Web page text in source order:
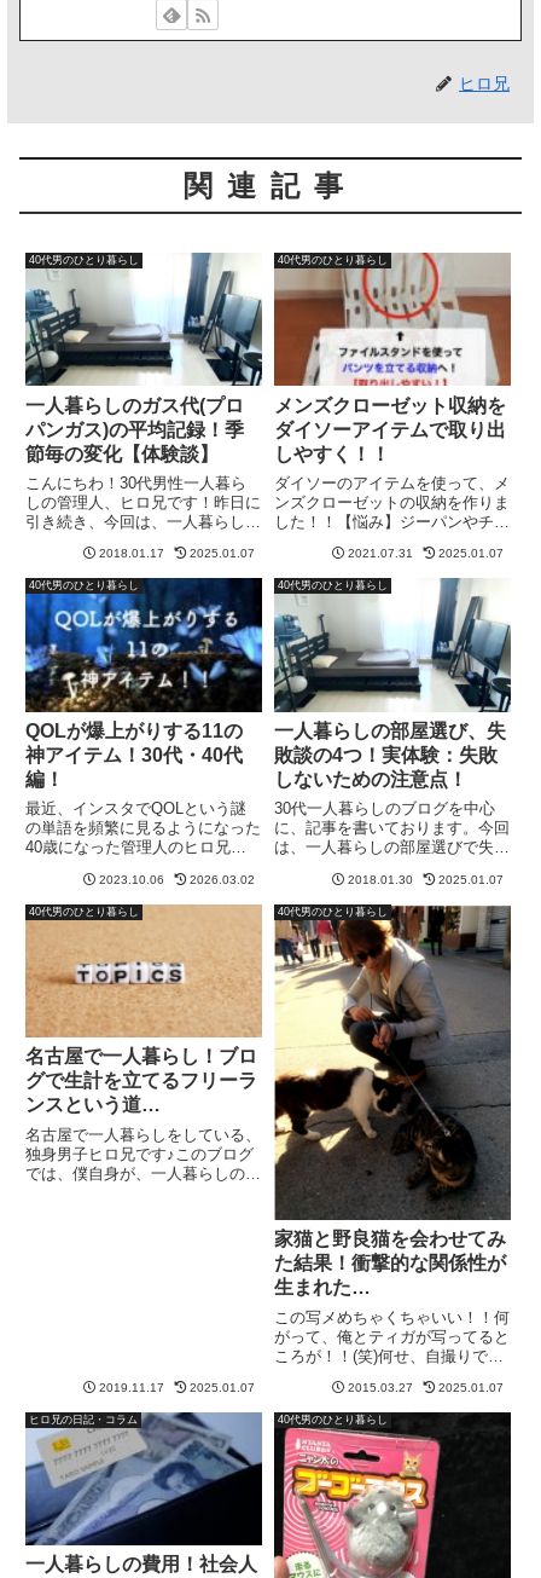
ヒロ兄
関連記事
40代男のひとり暮らし
一人暮らしのガス代(プロ
パンガス)の平均記録！季
節毎の変化【体験談】
こんにちわ！30代男性一人暮ら
しの管理人、ヒロ兄です！昨日に
引き続き、今回は、一人暮らしの
年、1年間の平均を算出してみた
いと思います。管理人ヒロ兄のア
パートは、プロパンガス！プロパ
ンガスは、都市ガスよりも高い
と...
2018.01.17 2025.01.07
40代男のひとり暮らし
メンズクローゼット収納を
ダイソーアイテムで取り出
しやすく！！
ダイソーのアイテムを使って、メ
ンズクローゼットの収納を作りま
した！！【悩み】ジーパンやチノ
しまうと下に行ってしまうものが
出てくるので、パッと取り出せな
い。忘れ去られてしまった、パン
ツがタンスの肥やしに…この状
況...
2021.07.31 2025.01.07
40代男のひとり暮らし
QOLが爆上がりする11の
神アイテム！30代・40代
編！
最近、インスタでQOLという謎
の単語を頻繁に見るようになった
40歳になった管理人のヒロ兄で
上げしてくれたアイテムたち。と
は言え、管理人ヒロ兄は、数ヶ月
前までQOLってなんぞ！？とい
う状態でした。あまりに、QOL...
2023.10.06 2026.03.02
40代男のひとり暮らし
一人暮らしの部屋選び、失
敗談の4つ！実体験：失敗
しないための注意点！
30代一人暮らしのブログを中心
に、記事を書いております。今回
は、一人暮らしの部屋選びで失敗
いてみようと思います。これから
一人暮らしをする貴方には、この
ポイントは見ておいて欲しい！内
見等をするときには、是非注意
を...
2018.01.30 2025.01.07
40代男のひとり暮らし
名古屋で一人暮らし！ブロ
グで生計を立てるフリーラ
ンスという道…
名古屋で一人暮らしをしている、
独身男子ヒロ兄です♪このブログ
では、僕自身が、一人暮らしの費
2019.11.17 2025.01.07
40代男のひとり暮らし
家猫と野良猫を会わせてみ
た結果！衝撃的な関係性が
生まれた…
この写メめちゃくちゃいい！！何
がって、俺とティガが写ってると
ころが！！(笑)何せ、自撮りで
ても、こんなにちゃんと、二人が
写真枠内に入ることはないのだか
らね！！Asukaナイス写メ！！
(^^)vん？？2人？一人と...
2015.03.27 2025.01.07
ヒロ兄の日記・コラム
一人暮らしの費用！社会人
40代男のひとり暮らし